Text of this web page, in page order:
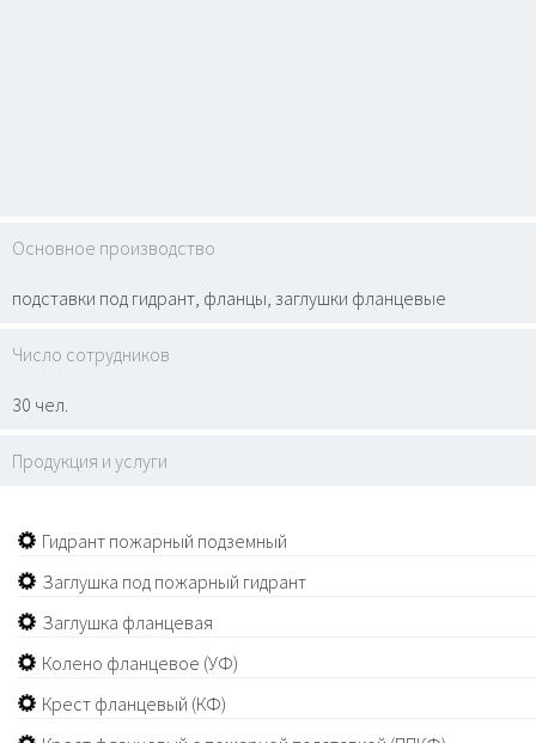
Основное производство
подставки под гидрант, фланцы, заглушки фланцевые
Число сотрудников
30 чел.
Продукция и услуги
Гидрант пожарный подземный
Заглушка под пожарный гидрант
Заглушка фланцевая
Колено фланцевое (УФ)
Крест фланцевый (КФ)